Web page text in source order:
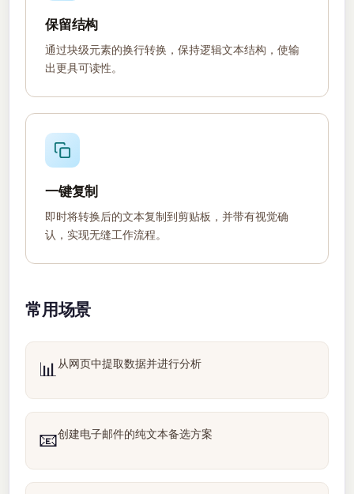
保留结构
通过块级元素的换行转换，保持逻辑文本结构，使输
出更具可读性。
一键复制
即时将转换后的文本复制到剪贴板，并带有视觉确
认，实现无缝工作流程。
常用场景
📊从网页中提取数据并进行分析
📧创建电子邮件的纯文本备选方案